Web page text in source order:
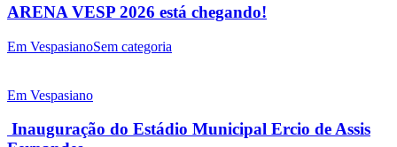
ARENA VESP 2026 está chegando!
Em VespasianoSem categoria
Em Vespasiano
Inauguração do Estádio Municipal Ercio de Assis